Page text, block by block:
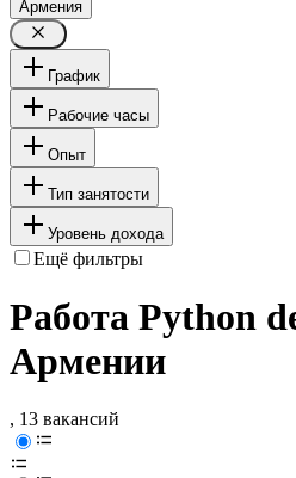
Армения
График
Рабочие часы
Опыт
Тип занятости
Уровень дохода
Ещё фильтры
Работа Python
Армении
, 13 вакансий